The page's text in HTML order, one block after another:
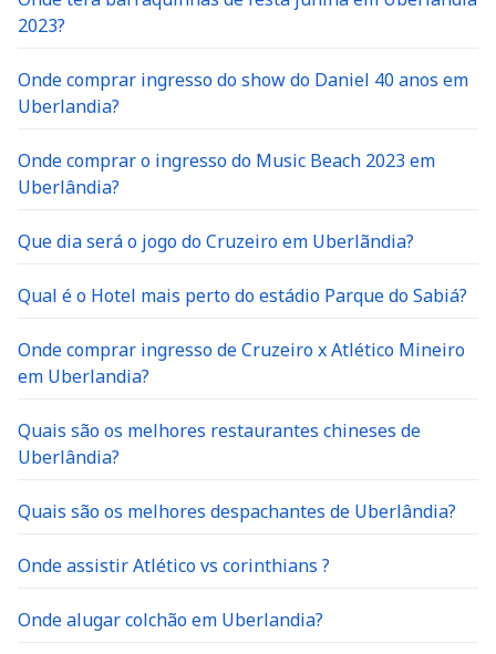
2023?
Onde comprar ingresso do show do Daniel 40 anos em
Uberlandia?
Onde comprar o ingresso do Music Beach 2023 em
Uberlândia?
Que dia será o jogo do Cruzeiro em Uberlãndia?
Qual é o Hotel mais perto do estádio Parque do Sabiá?
Onde comprar ingresso de Cruzeiro x Atlético Mineiro
em Uberlandia?
Quais são os melhores restaurantes chineses de
Uberlândia?
Quais são os melhores despachantes de Uberlândia?
Onde assistir Atlético vs corinthians ?
Onde alugar colchão em Uberlandia?